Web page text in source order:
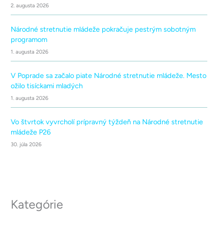
2. augusta 2026
Národné stretnutie mládeže pokračuje pestrým sobotným
programom
1. augusta 2026
V Poprade sa začalo piate Národné stretnutie mládeže. Mesto
ožilo tisíckami mladých
1. augusta 2026
Vo štvrtok vyvrcholí prípravný týždeň na Národné stretnutie
mládeže P26
30. júla 2026
Kategórie